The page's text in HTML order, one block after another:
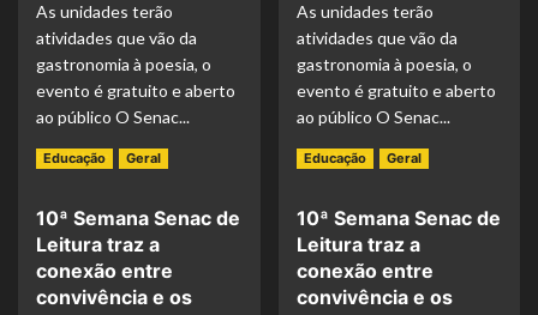
As unidades terão
atividades que vão da
gastronomia à poesia, o
evento é gratuito e aberto
ao público O Senac...
Read More
As unidades terão
atividades que vão da
gastronomia à poesia, o
evento é gratuito e aberto
ao público O Senac...
Read More
Educação Geral
10ª Semana Senac de
Leitura traz a
conexão entre
convivência e os
Educação Geral
10ª Semana Senac de
Leitura traz a
conexão entre
convivência e os